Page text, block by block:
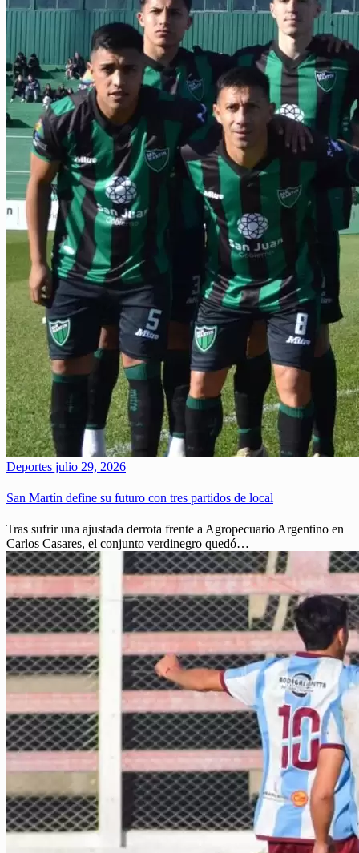
Deportes julio 29, 2026
San Martín define su futuro con tres partidos de local
Tras sufrir una ajustada derrota frente a Agropecuario Argentino en
Carlos Casares, el conjunto verdinegro quedó…